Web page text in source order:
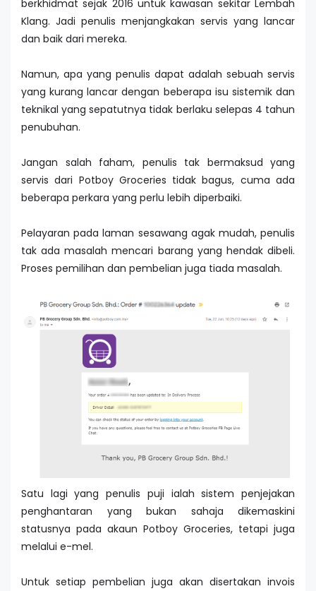
berkhidmat sejak 2016 untuk kawasan sekitar Lembah
Klang. Jadi penulis menjangkakan servis yang lancar
dan baik dari mereka.
Namun, apa yang penulis dapat adalah sebuah servis
yang kurang lancar dengan beberapa isu sistemik dan
teknikal yang sepatutnya tidak berlaku selepas 4 tahun
penubuhan.
Jangan salah faham, penulis tak bermaksud yang
servis dari Potboy Groceries tidak bagus, cuma ada
beberapa perkara yang perlu lebih diperbaiki.
Pelayaran pada laman sesawang agak mudah, penulis
tak ada masalah mencari barang yang hendak dibeli.
Proses pemilihan dan pembelian juga tiada masalah.
Satu lagi yang penulis puji ialah sistem penjejakan
penghantaran yang bukan sahaja dikemaskini
statusnya pada akaun Potboy Groceries, tetapi juga
melalui e-mel.
Untuk setiap pembelian juga akan disertakan invois